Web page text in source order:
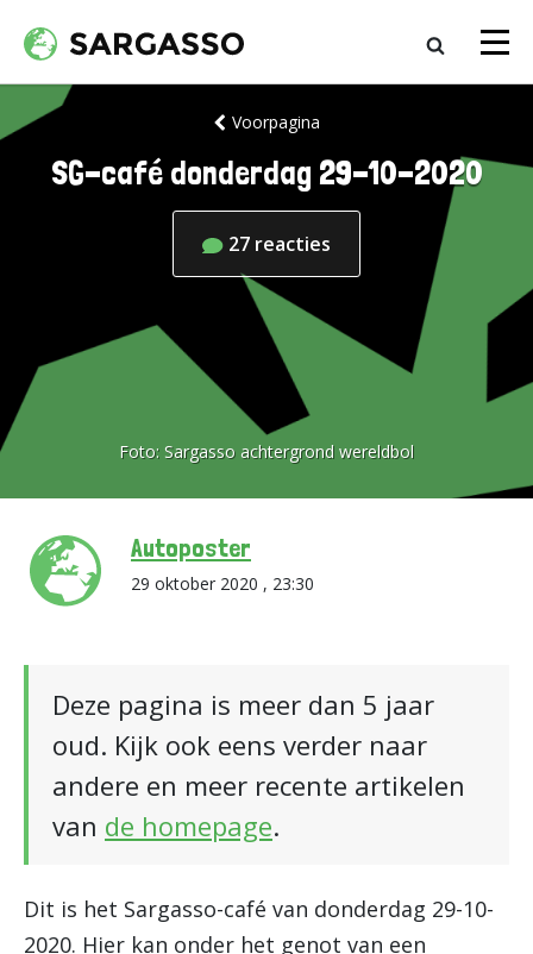
Voorpagina
SG-café donderdag 29-10-2020
27 reacties
Foto: Sargasso achtergrond wereldbol
Autoposter
29 oktober 2020 , 23:30
Deze pagina is meer dan 5 jaar
oud. Kijk ook eens verder naar
andere en meer recente artikelen
van de homepage.
Dit is het Sargasso-café van donderdag 29-10-
2020. Hier kan onder het genot van een